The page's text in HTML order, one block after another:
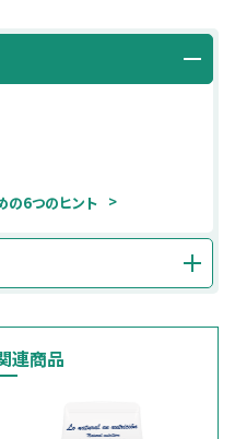
の6つのヒント
連商品